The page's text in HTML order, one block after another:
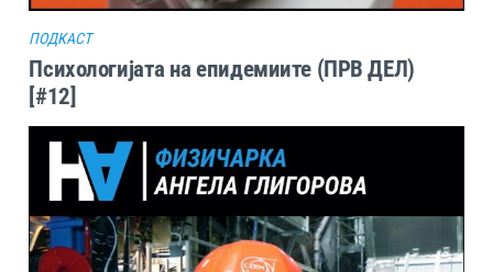
ПОДКАСТ
Психологијата на епидемиите (ПРВ ДЕЛ)
[#12]